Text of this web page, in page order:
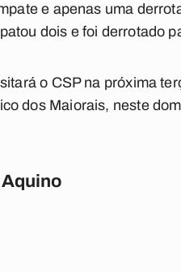
e apenas uma
dois e foi derrotado
o CSP na próxima
dos Maiorais, neste